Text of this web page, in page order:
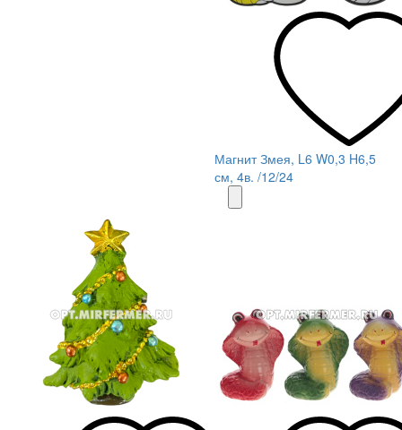
Магнит Змея, L6 W0,3 H6,5
см, 4в. /12/24